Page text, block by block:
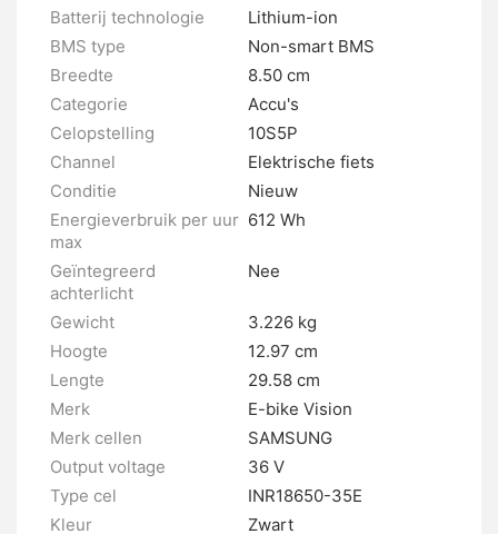
Batterij technologie
Lithium-ion
BMS type
Non-smart BMS
Breedte
8.50 cm
Categorie
Accu's
Celopstelling
10S5P
Channel
Elektrische fiets
Conditie
Nieuw
Energieverbruik per uur
max
612 Wh
Geïntegreerd
achterlicht
Nee
Gewicht
3.226 kg
Hoogte
12.97 cm
Lengte
29.58 cm
Merk
E-bike Vision
Merk cellen
SAMSUNG
Output voltage
36 V
Type cel
INR18650-35E
Kleur
Zwart